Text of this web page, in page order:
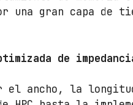
una gran capa de
de
el ancho, la